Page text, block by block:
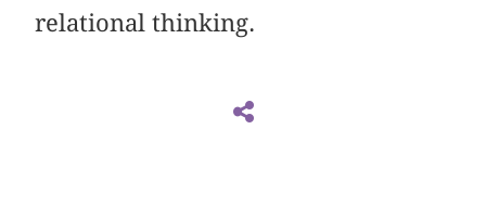
relational thinking.